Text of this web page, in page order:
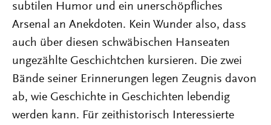
subtilen Humor und ein unerschöpfliches
Arsenal an Anekdoten. Kein Wunder also, dass
auch über diesen schwäbischen Hanseaten
ungezählte Geschichtchen kursieren. Die zwei
Bände seiner Erinnerungen legen Zeugnis davon
ab, wie Geschichte in Geschichten lebendig
werden kann. Für zeithistorisch Interessierte